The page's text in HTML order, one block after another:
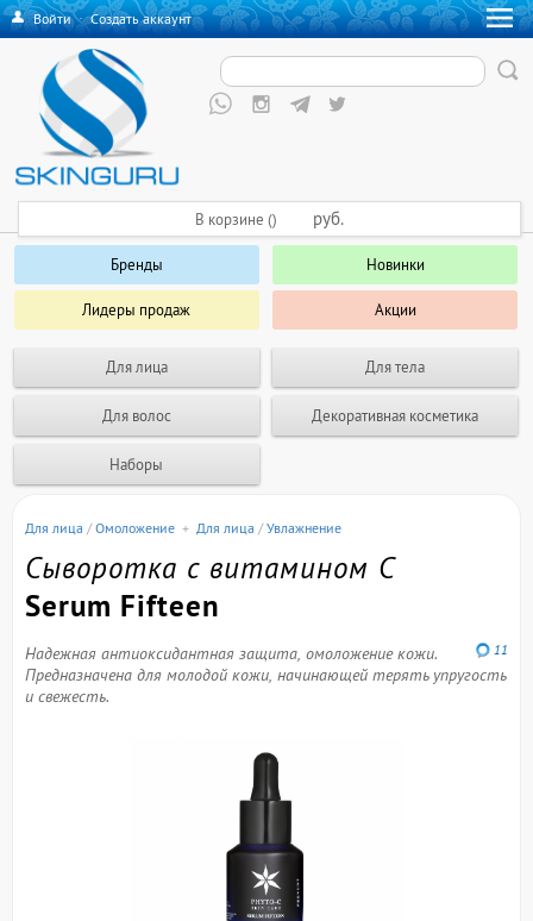
Войти·Создать аккаунт
Бренды Новинки
Лидеры продаж Акции
Для лица Для тела
Для волос Декоративная косметика
Наборы
В корзине () руб.
Для лица /Омоложение + Для лица /Увлажнение
Сыворотка с витамином C
Serum Fifteen
11
Надежная антиоксидантная защита, омоложение кожи.
Предназначена для молодой кожи, начинающей терять упругость
и свежесть.